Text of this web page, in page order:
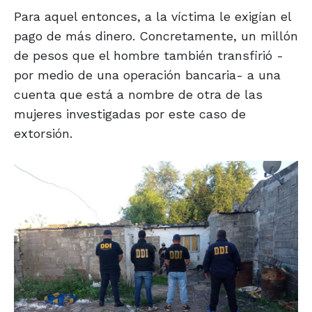
Para aquel entonces, a la víctima le exigían el
pago de más dinero. Concretamente, un millón
de pesos que el hombre también transfirió -
por medio de una operación bancaria- a una
cuenta que está a nombre de otra de las
mujeres investigadas por este caso de
extorsión.